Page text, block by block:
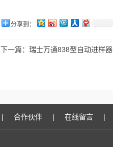
分享到：
下一篇： 瑞士万通838型自动进样器
| 合作伙伴 | 在线留言 |